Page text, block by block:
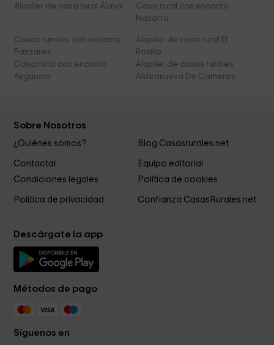
Alquiler de casa rural Álava
Casa rural con encanto
Navarra
Casas rurales con encanto
Panzares
Alquiler de casa rural El
Rasillo
Casa rural con encanto
Anguiano
Alquiler de casas rurales
Aldeanueva De Cameros
Sobre Nosotros
¿Quiénes somos? Blog Casasrurales.net
Contactar
Equipo editorial
Condiciones legales
Política de cookies
Política de privacidad Confianza CasasRurales.net
Descárgate la app
Métodos de pago
Síguenos en